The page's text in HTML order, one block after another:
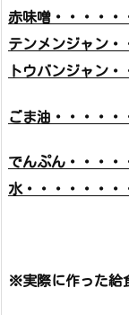
赤味噌・・・・・
テンメンジャン・
トウバンジャン
ごま油・・・・・
でんぷん・・・・
水・・・・・・・
※実際に作った給